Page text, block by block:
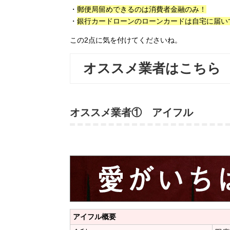
・ 郵便局留めできるのは消費者金融のみ！
・ 銀行カードローンのローンカードは自宅に届い
この2点に気を付けてくださいね。
オススメ業者はこちら
オススメ業者① アイフル
アイフル概要